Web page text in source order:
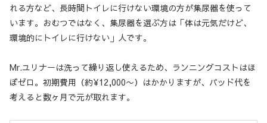
れる方など、長時間トイレに行けない環境の方が集尿器を使って
います。おむつではなく、集尿器を選ぶ方は「体は元気だけど、
環境的にトイレに行けない」人です。
Mr.ユリナーは洗って繰り返し使えるため、ランニングコストはほ
ぼゼロ。初期費用（約¥12,000〜）はかかりますが、パッド代を
考えると数ヶ月で元が取れます。